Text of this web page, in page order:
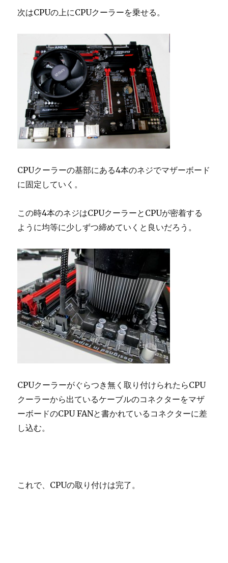
次はCPUの上にCPUクーラーを乗せる。
CPUクーラーの基部にある4本のネジでマザーボード
に固定していく。
この時4本のネジはCPUクーラーとCPUが密着する
ように均等に少しずつ締めていくと良いだろう。
CPUクーラーがぐらつき無く取り付けられたらCPU
クーラーから出ているケーブルのコネクターをマザ
ーボードのCPU FANと書かれているコネクターに差
し込む。
これで、CPUの取り付けは完了。